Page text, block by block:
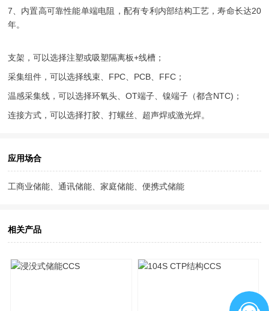
7、内置高可靠性能单端电阻，配有专利内部结构工艺，寿命长达20
年。
支架，可以选择注塑或吸塑隔离板+线槽；
采集组件，可以选择线束、FPC、PCB、FFC；
温感采集线，可以选择环氧头、OT端子、镍端子（都含NTC)；
连接方式，可以选择打胶、打螺丝、超声焊或激光焊。
应用场合
工商业储能、通讯储能、家庭储能、便携式储能
相关产品